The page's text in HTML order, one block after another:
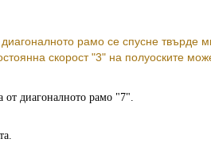
рамо се спусне твърде
скорост "3" на полуоските
от диагоналното рамо "7".